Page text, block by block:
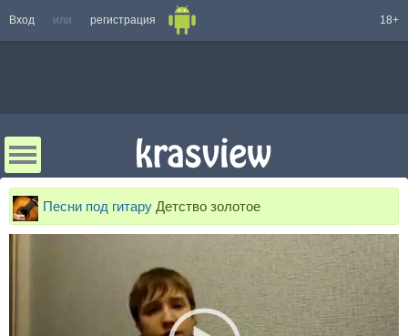
Вход или регистрация 18+
Песни под гитару Детство золотое